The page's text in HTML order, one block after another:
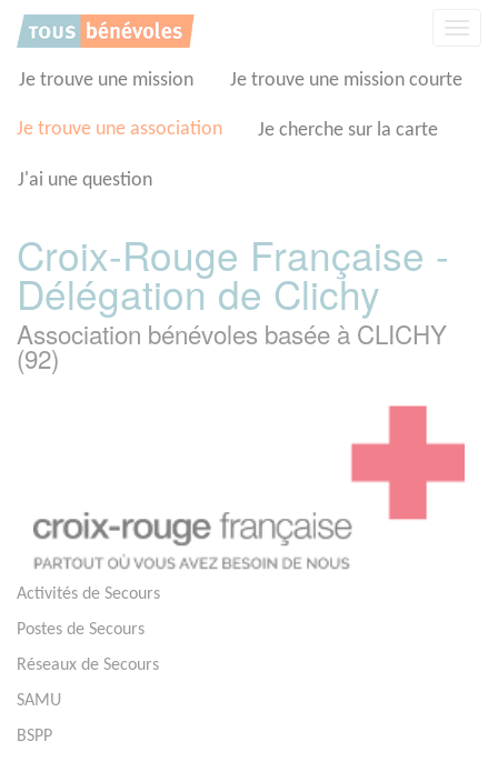
Je trouve une mission Je trouve une mission courte
Je trouve une association Je cherche sur la carte
J'ai une question
Croix-Rouge Française -
Délégation de Clichy
Association bénévoles basée à CLICHY
(92)
Activités de Secours
Postes de Secours
Réseaux de Secours
SAMU
BSPP
Panneau de gestion des cookies